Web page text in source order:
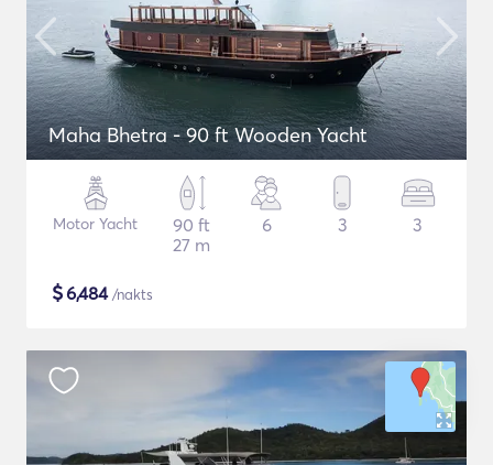
Maha Bhetra - 90 ft Wooden Yacht
Motor Yacht
90 ft
27 m
6 3 3
$6,484/nakts